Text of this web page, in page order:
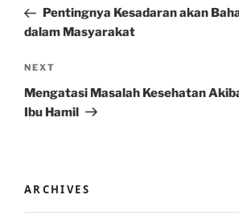
PostPentingnya Kesadaran akan
dalam Masyarakat
Next
Post
NEXT
Mengatasi Masalah Kesehatan
Ibu Hamil
ARCHIVES